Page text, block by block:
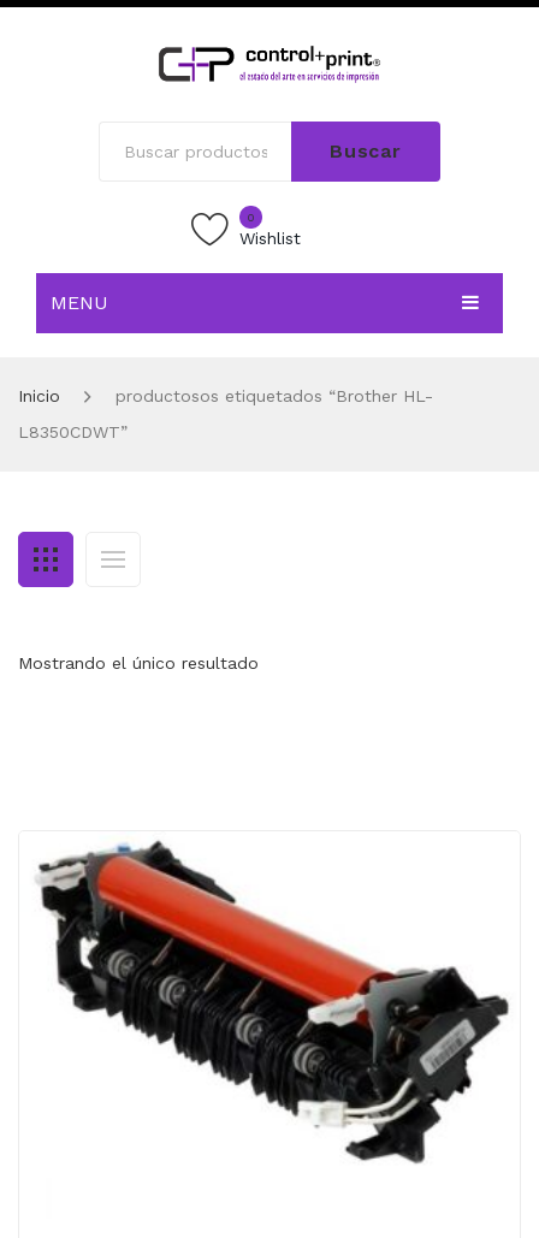
Buscar
0
Wishlist
MENU
TIENDA
MI CUENTA
Inicio
productosos etiquetados “Brother HL-
L8350CDWT”
Mostrando el único resultado